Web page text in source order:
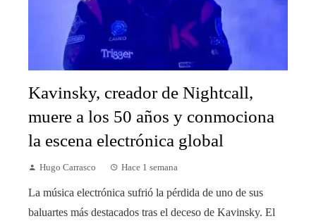
Kavinsky, creador de Nightcall,
muere a los 50 años y conmociona
la escena electrónica global
Hugo Carrasco Hace 1 semana
La música electrónica sufrió la pérdida de uno de sus
baluartes más destacados tras el deceso de Kavinsky. El